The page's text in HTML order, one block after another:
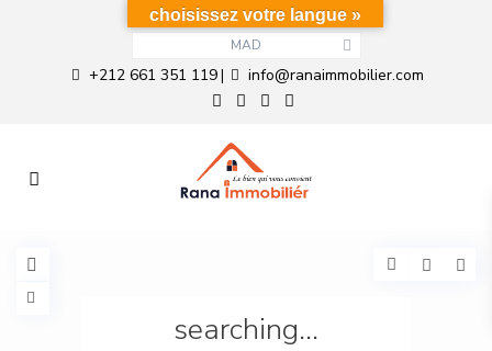
MAD
+212 661 351 119| info@ranaimmobilier.com
searching...
choisissez votre langue »